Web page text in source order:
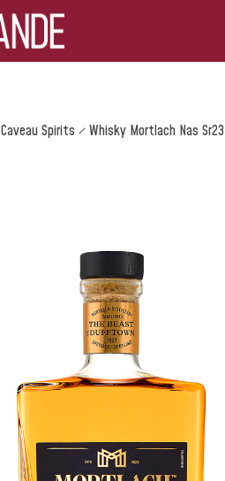
Caveau Spirits Whisky Mortlach Nas Sr23